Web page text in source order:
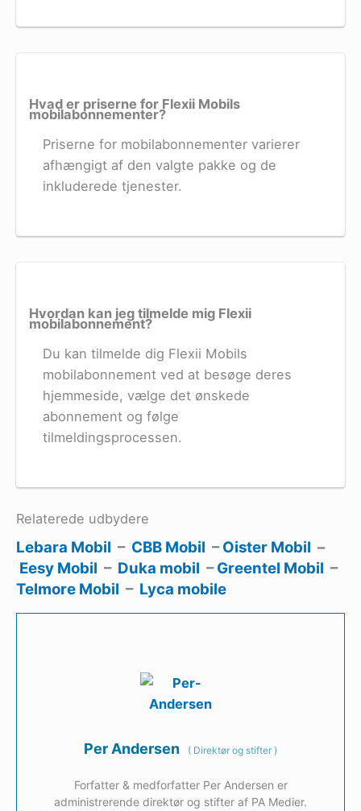
Hvad er priserne for Flexii Mobils
mobilabonnementer?
Priserne for mobilabonnementer varierer
afhængigt af den valgte pakke og de
inkluderede tjenester.
Hvordan kan jeg tilmelde mig Flexii
mobilabonnement?
Du kan tilmelde dig Flexii Mobils
mobilabonnement ved at besøge deres
hjemmeside, vælge det ønskede
abonnement og følge
tilmeldingsprocessen.
Relaterede udbydere
Lebara Mobil – CBB Mobil –Oister Mobil –
Eesy Mobil – Duka mobil –Greentel Mobil –
Telmore Mobil – Lyca mobile
Per Andersen ( Direktør og stifter )
Forfatter & medforfatter Per Andersen er
administrerende direktør og stifter af PA Medier.